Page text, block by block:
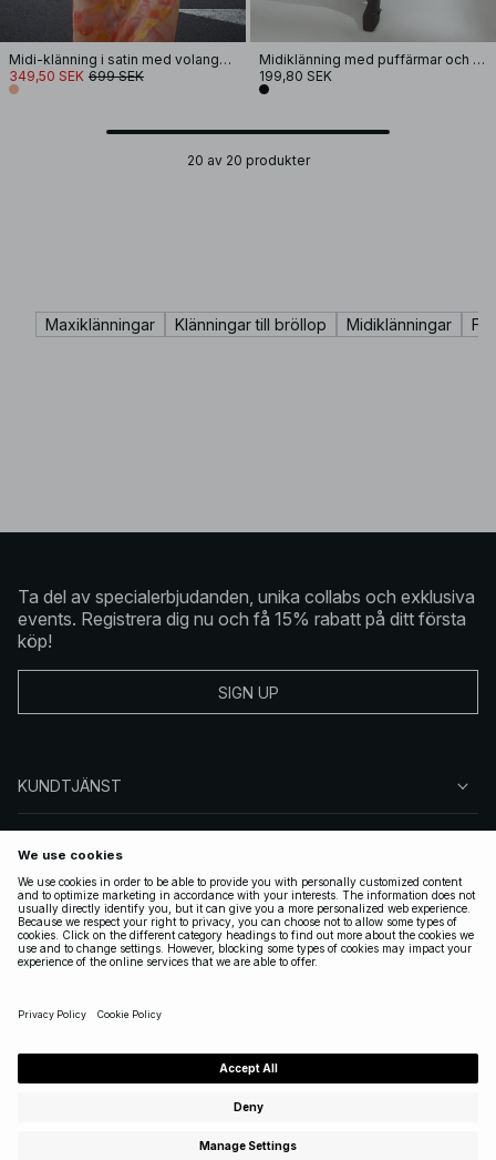
Midi-klänning i satin med volangkant
349,50 SEK 699 SEK
Midiklänning med puffärmar och smockdetalj
199,80 SEK
20 av 20 produkter
Maxiklänningar Klänningar till bröllop Midiklänningar
Ta del av specialerbjudanden, unika collabs och exklusiva
events. Registrera dig nu och få 15% rabatt på ditt första
köp!
SIGN UP
KUNDTJÄNST
FÖLJ OSS
JURIDISKT